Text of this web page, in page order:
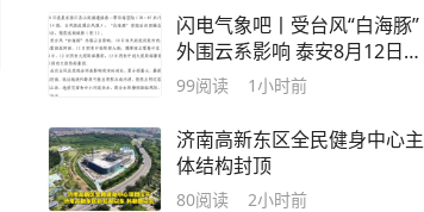
闪电气象吧丨受台风“白海豚”
外围云系影响 泰安8月12日至
14日有强降雨
99阅读 1小时前
济南高新东区全民健身中心主
体结构封顶
80阅读 2小时前